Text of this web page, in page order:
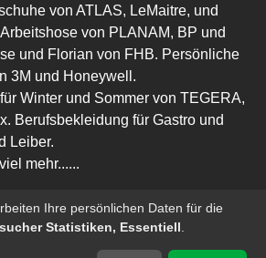
von ATLAS, LeMaitre, und
von PLANAM, BP und
und Florian von FHB. Persönliche
3M und Honeywell.
Winter und Sommer von TEGERA,
Berufsbekleidung für Gastro und
Leiber.
mehr......
Katzmann-GmbH
Open-Source eCommerce
Ihre persönlichen Daten für die
Statistiken, Essentiell